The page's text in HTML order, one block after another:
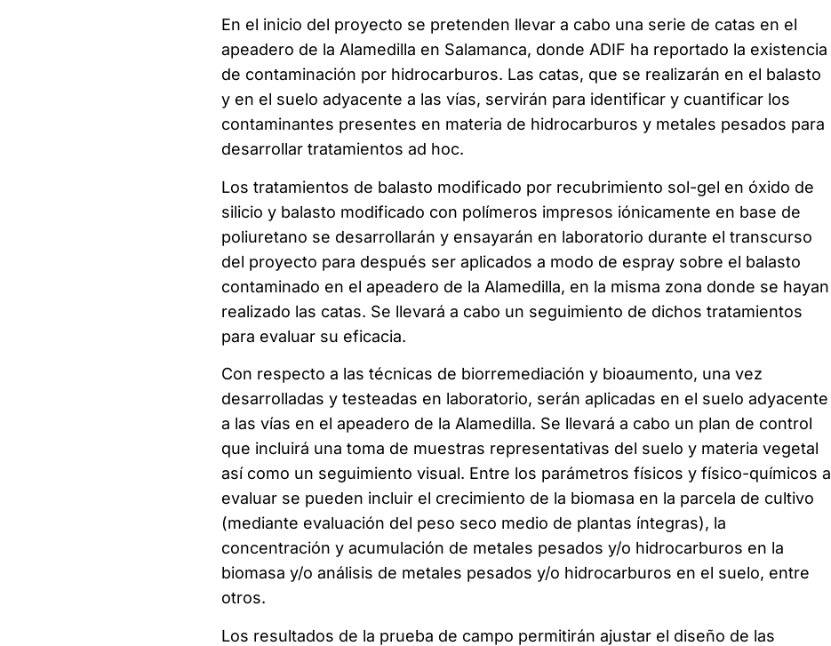
En el inicio del proyecto se pretenden llevar a cabo una serie de catas en el
apeadero de la Alamedilla en Salamanca, donde ADIF ha reportado la existencia
de contaminación por hidrocarburos. Las catas, que se realizarán en el balasto
y en el suelo adyacente a las vías, servirán para identificar y cuantificar los
contaminantes presentes en materia de hidrocarburos y metales pesados para
desarrollar tratamientos ad hoc.
Los tratamientos de balasto modificado por recubrimiento sol-gel en óxido de
silicio y balasto modificado con polímeros impresos iónicamente en base de
poliuretano se desarrollarán y ensayarán en laboratorio durante el transcurso
del proyecto para después ser aplicados a modo de espray sobre el balasto
contaminado en el apeadero de la Alamedilla, en la misma zona donde se hayan
realizado las catas. Se llevará a cabo un seguimiento de dichos tratamientos
para evaluar su eficacia.
Con respecto a las técnicas de biorremediación y bioaumento, una vez
desarrolladas y testeadas en laboratorio, serán aplicadas en el suelo adyacente
a las vías en el apeadero de la Alamedilla. Se llevará a cabo un plan de control
que incluirá una toma de muestras representativas del suelo y materia vegetal
así como un seguimiento visual. Entre los parámetros físicos y físico-químicos a
evaluar se pueden incluir el crecimiento de la biomasa en la parcela de cultivo
(mediante evaluación del peso seco medio de plantas íntegras), la
concentración y acumulación de metales pesados y/o hidrocarburos en la
biomasa y/o análisis de metales pesados y/o hidrocarburos en el suelo, entre
otros.
Los resultados de la prueba de campo permitirán ajustar el diseño de las